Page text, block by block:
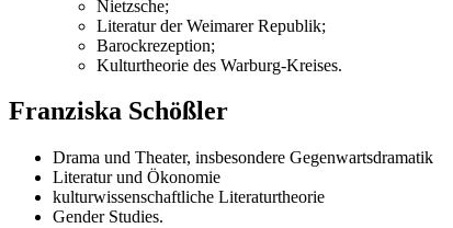
Nietzsche;
Literatur der Weimarer Republik;
Barockrezeption;
Kulturtheorie des Warburg-Kreises.
Franziska Schößler
Drama und Theater, insbesondere Gegenwartsdramatik
Literatur und Ökonomie
kulturwissenschaftliche Literaturtheorie
Gender Studies.